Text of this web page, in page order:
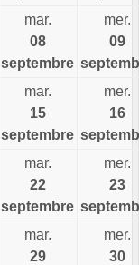
mar.
08
septembre
mer.
09
mar.
15
septembre
mer.
16
mar.
22
septembre
mer.
23
mar.
29
mer.
30